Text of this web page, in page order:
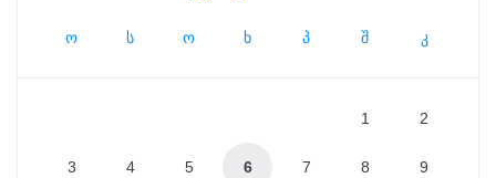
ო ს ო ხ პ შ კ
1 2
3 4 5 6 7 8 9